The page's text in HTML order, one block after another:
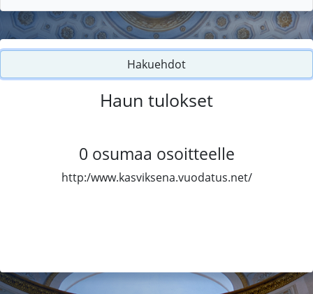
Hakuehdot
Haun tulokset
0 osumaa osoitteelle
http:/www.kasviksena.vuodatus.net/